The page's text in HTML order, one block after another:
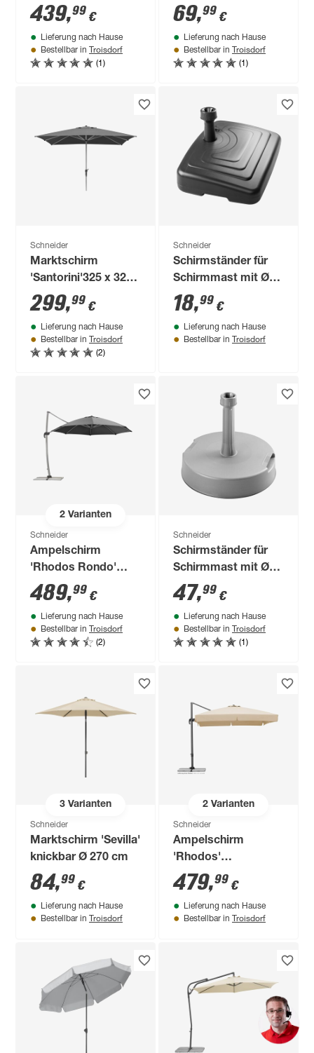
Bianco'
drehbar/neigbar 300
x 300 cm
439,99 €
Lieferung nach Hause
Bestellbar in Troisdorf
(1)
40 mm
Beton/Kunststoff Ø
44 x 26,5 cm
69,99 €
Lieferung nach Hause
Bestellbar in Troisdorf
(1)
Schneider
Marktschirm
'Santorini'325 x 325
cm
299,99 €
Lieferung nach Hause
Bestellbar in Troisdorf
(2)
Schneider
Schirmständer für
Schirmmast mit Ø
25 - 32 mm
Kunststoff 56 x 38,5
x 14 cm
18,99 €
Lieferung nach Hause
Bestellbar in Troisdorf
2Varianten
Schneider
Ampelschirm
'Rhodos Rondo'
drehbar/neigbar Ø
350 cm
489,99 €
Lieferung nach Hause
Bestellbar in Troisdorf
(2)
Schneider
Schirmständer für
Schirmmast mit Ø
32 mm
Beton/Kunststoff Ø
40 x 32,5 cm
47,99 €
Lieferung nach Hause
Bestellbar in Troisdorf
(1)
3Varianten
Schneider
Marktschirm 'Sevilla'
knickbar Ø 270 cm
84,99 €
Lieferung nach Hause
Bestellbar in Troisdorf
2Varianten
Schneider
Ampelschirm
'Rhodos'
neigbar/drehbar 300
x 300 cm
479,99 €
Lieferung nach Hause
Bestellbar in Troisdorf